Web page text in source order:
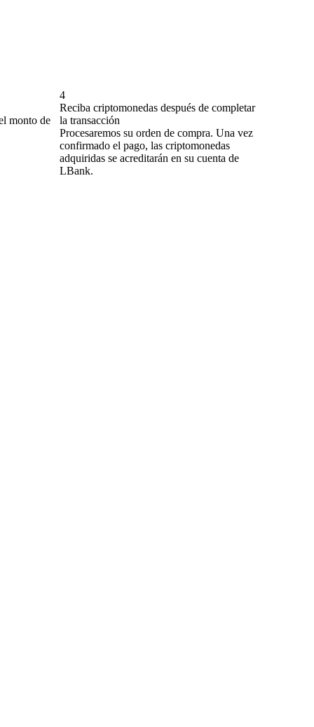
monto de
4
Reciba criptomonedas después de completar
la transacción
Procesaremos su orden de compra. Una vez
confirmado el pago, las criptomonedas
adquiridas se acreditarán en su cuenta de
LBank.